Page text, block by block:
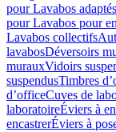
pour Lavabos
pour Lavabos pour
Lavabos collectifs
lavabosDéversoirs
murauxVidoirs
suspendusTimbres
dʼofficeCuves de
laboratoireÉviers à
encastrerÉviers à